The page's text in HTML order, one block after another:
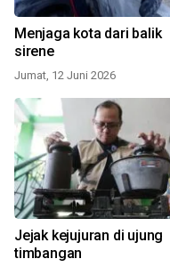
Menjaga kota dari balik
sirene
Jumat, 12 Juni 2026
Jejak kejujuran di ujung
timbangan